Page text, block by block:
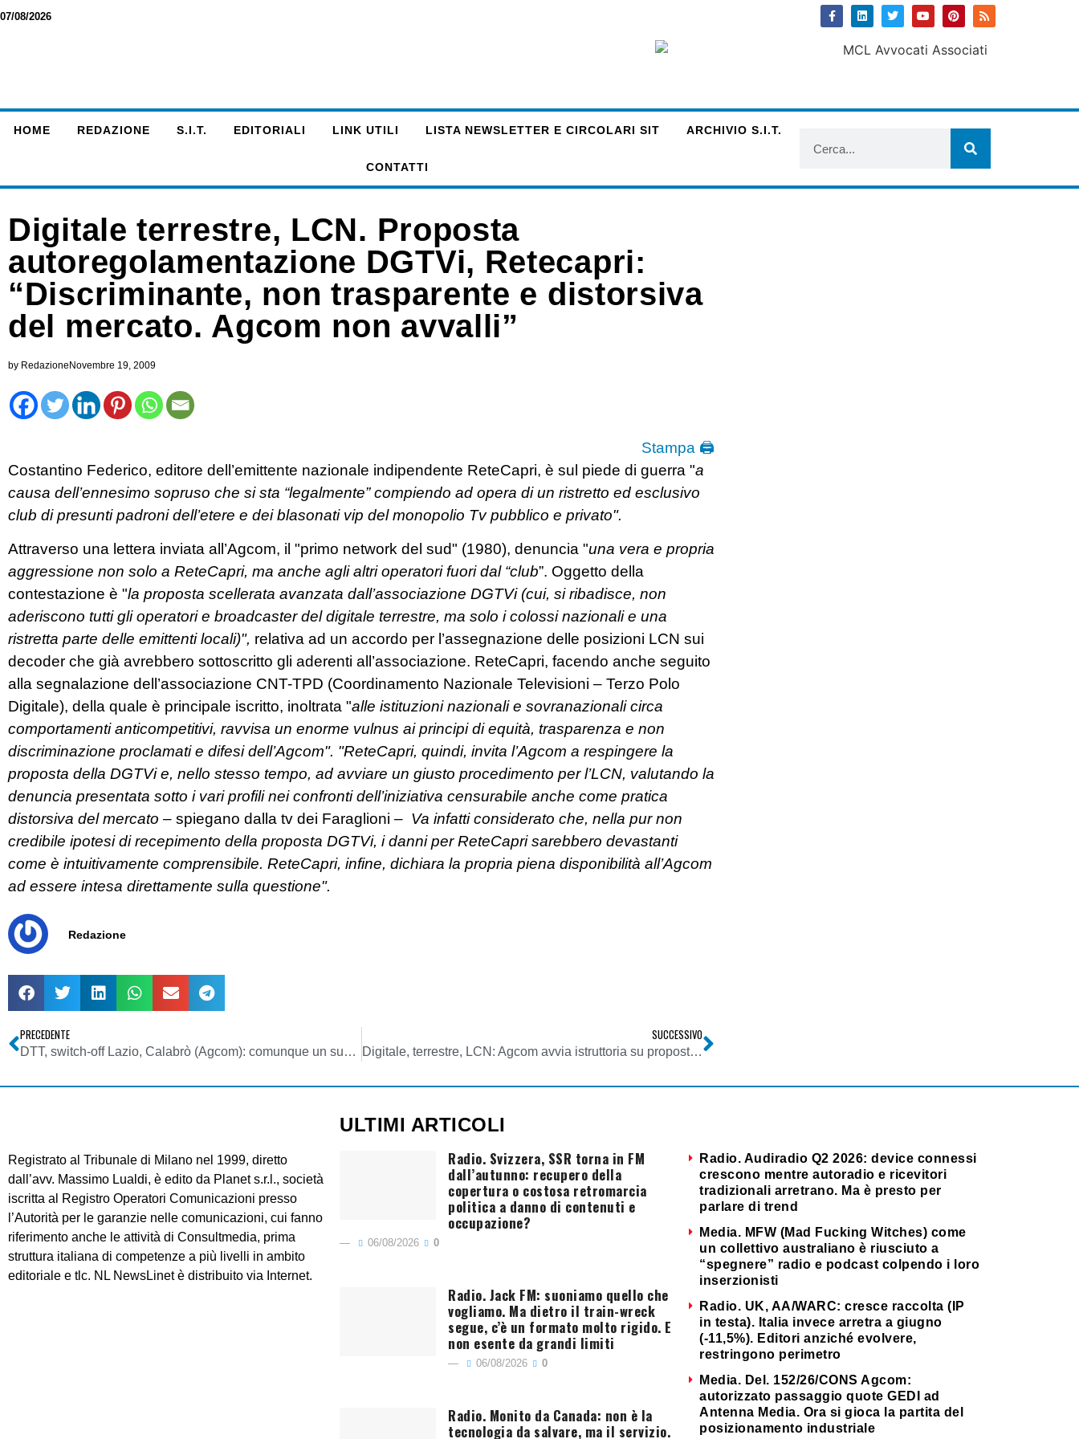
07/08/2026
HOME REDAZIONE S.I.T. EDITORIALI LINK UTILI LISTA NEWSLETTER E CIRCOLARI SIT ARCHIVIO S.I.T.
CONTATTI
Digitale terrestre, LCN. Proposta
autoregolamentazione DGTVi, Retecapri:
“Discriminante, non trasparente e distorsiva
del mercato. Agcom non avvalli”
by Redazione Novembre 19, 2009
Stampa 🖨
Costantino Federico, editore dell’emittente nazionale indipendente ReteCapri, è sul piede di guerra "a
causa dell’ennesimo sopruso che si sta “legalmente” compiendo ad opera di un ristretto ed esclusivo
club di presunti padroni dell’etere e dei blasonati vip del monopolio Tv pubblico e privato".
Attraverso una lettera inviata all’Agcom, il "primo network del sud" (1980), denuncia "una vera e propria
aggressione non solo a ReteCapri, ma anche agli altri operatori fuori dal “club”. Oggetto della
contestazione è "la proposta scellerata avanzata dall’associazione DGTVi (cui, si ribadisce, non
aderiscono tutti gli operatori e broadcaster del digitale terrestre, ma solo i colossi nazionali e una
ristretta parte delle emittenti locali)", relativa ad un accordo per l’assegnazione delle posizioni LCN sui
decoder che già avrebbero sottoscritto gli aderenti all’associazione. ReteCapri, facendo anche seguito
alla segnalazione dell’associazione CNT-TPD (Coordinamento Nazionale Televisioni – Terzo Polo
Digitale), della quale è principale iscritto, inoltrata "alle istituzioni nazionali e sovranazionali circa
comportamenti anticompetitivi, ravvisa un enorme vulnus ai principi di equità, trasparenza e non
discriminazione proclamati e difesi dell’Agcom". "ReteCapri, quindi, invita l’Agcom a respingere la
proposta della DGTVi e, nello stesso tempo, ad avviare un giusto procedimento per l’LCN, valutando la
denuncia presentata sotto i vari profili nei confronti dell’iniziativa censurabile anche come pratica
distorsiva del mercato – spiegano dalla tv dei Faraglioni – Va infatti considerato che, nella pur non
credibile ipotesi di recepimento della proposta DGTVi, i danni per ReteCapri sarebbero devastanti
come è intuitivamente comprensibile. ReteCapri, infine, dichiara la propria piena disponibilità all’Agcom
ad essere intesa direttamente sulla questione".
Redazione
PRECEDENTE
DTT, switch-off Lazio, Calabrò (Agcom): comunque un successo, ma informazione a utenza è risultata non specifica
SUCCESSIVO
Digitale, terrestre, LCN: Agcom avvia istruttoria su proposta autoregolamentazione DGTVi
Registrato al Tribunale di Milano nel 1999, diretto
dall’avv. Massimo Lualdi, è edito da Planet s.r.l., società
iscritta al Registro Operatori Comunicazioni presso
l’Autorità per le garanzie nelle comunicazioni, cui fanno
riferimento anche le attività di Consultmedia, prima
struttura italiana di competenze a più livelli in ambito
editoriale e tlc. NL NewsLinet è distribuito via Internet.
ULTIMI ARTICOLI
Radio. Svizzera, SSR torna in FM
dall’autunno: recupero della
copertura o costosa retromarcia
politica a danno di contenuti e
occupazione?
06/08/2026 0
Radio. Jack FM: suoniamo quello che
vogliamo. Ma dietro il train-wreck
segue, c’è un formato molto rigido. E
non esente da grandi limiti
06/08/2026 0
Radio. Monito da Canada: non è la
tecnologia da salvare, ma il servizio.
Radio. Audiradio Q2 2026: device connessi
crescono mentre autoradio e ricevitori
tradizionali arretrano. Ma è presto per
parlare di trend
Media. MFW (Mad Fucking Witches) come
un collettivo australiano è riusciuto a
“spegnere” radio e podcast colpendo i loro
inserzionisti
Radio. UK, AA/WARC: cresce raccolta (IP
in testa). Italia invece arretra a giugno
(-11,5%). Editori anziché evolvere,
restringono perimetro
Media. Del. 152/26/CONS Agcom:
autorizzato passaggio quote GEDI ad
Antenna Media. Ora si gioca la partita del
posizionamento industriale